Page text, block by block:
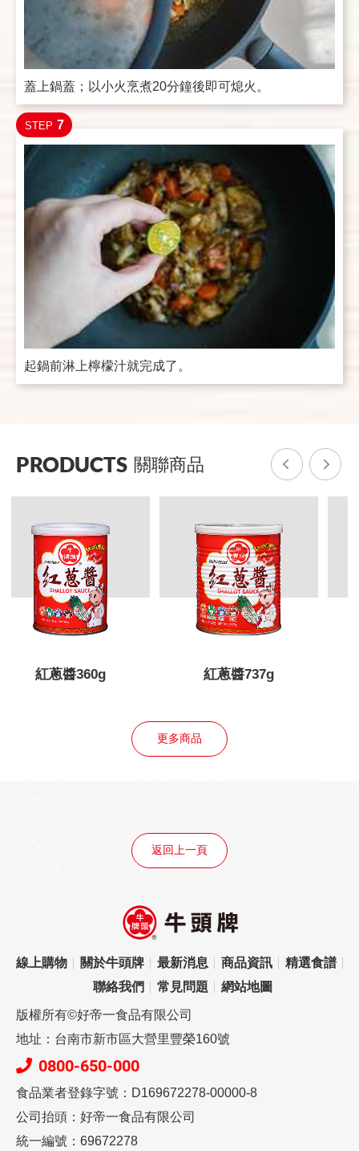
蓋上鍋蓋；以小火烹煮20分鐘後即可熄火。
STEP 7
起鍋前淋上檸檬汁就完成了。
PRODUCTS 關聯商品
紅蔥醬737g 紅蔥醬3kg
更多商品
返回上一頁
線上購物 關於牛頭牌 最新消息 商品資訊
精選食譜
聯絡我們
常見問題 網站地圖
版權所有©好帝一食品有限公司
地址：台南市新市區大營里豐榮160號
0800-650-000
食品業者登錄字號：D169672278-00000-8
公司抬頭：好帝一食品有限公司
統一編號：69672278